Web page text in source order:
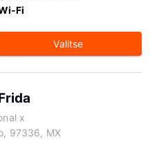
Fi
Valitse
x
97336, MX